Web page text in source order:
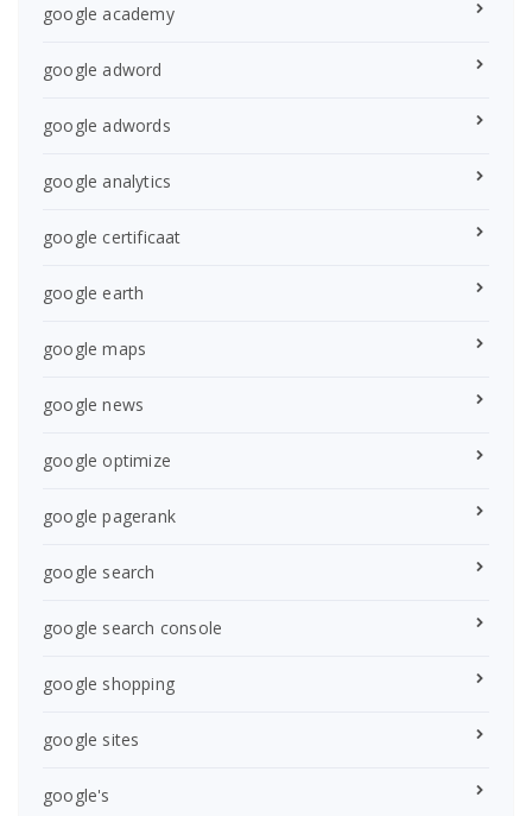
google academy
google adword
google adwords
google analytics
google certificaat
google earth
google maps
google news
google optimize
google pagerank
google search
google search console
google shopping
google sites
google's